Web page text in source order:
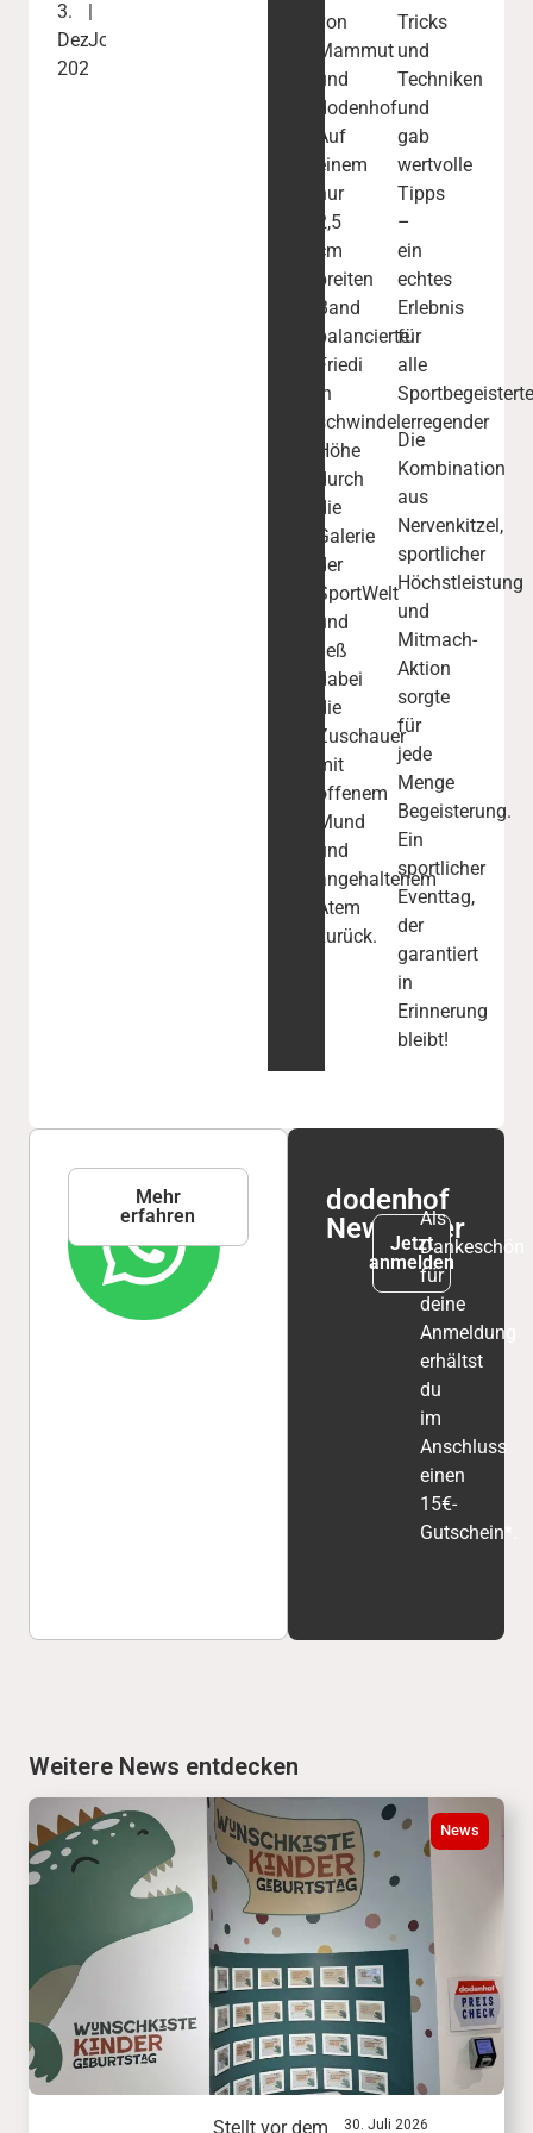
3.
Dezember
2025
|
Johanna
von
Mammut
und
dodenhof.
Auf
einem
nur
2,5
cm
breiten
Band
balancierte
Friedi
in
schwindelerregender
Höhe
durch
die
Galerie
der
SportWelt
und
ließ
dabei
die
Zuschauer
mit
offenem
Mund
und
angehaltenem
Atem
zurück.
Tricks
und
Techniken
und
gab
wertvolle
Tipps
–
ein
echtes
Erlebnis
für
alle
Die
Kombination
aus
Nervenkitzel,
sportlicher
Höchstleistung
und
Mitmach-
Aktion
sorgte
für
jede
Menge
Begeisterung.
Ein
sportlicher
Eventtag,
der
garantiert
in
Erinnerung
bleibt!
WhatsApp
Service
Mehr
erfahren
dodenhof
Newsletter
Jetzt
anmelden
Als
Dankeschön
für
deine
Anmeldung
erhältst
du
im
Anschluss
einen
15€-
Gutschein*.
Weitere News entdecken
News
Stellt vor dem 30. Juli 2026